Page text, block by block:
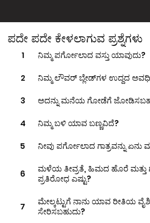
ಪದೇ ಪದೇ ಕೇಳಲಾಗುವ ಪ್ರಶ್ನೆಗಳು
1
ನಿಮ್ಮ ಪರ್ಗೋಲಾದ ವಸ್ತು ಯಾವುದು?
2
ನಿಮ್ಮ ಲೌವರ್ ಬ್ಲೇಡ್‌ಗಳ ಉದ್ದದ
3
ಅದನ್ನು ಮನೆಯ ಗೋಡೆಗೆ
4
ನಿಮ್ಮ ಬಳಿ ಯಾವ ಬಣ್ಣವಿದೆ?
5
ನೀವು ಪರ್ಗೋಲಾದ ಗಾತ್ರವನ್ನು ಏನು
6
ಮಳೆಯ ತೀವ್ರತೆ, ಹಿಮದ ಹೊರೆ
ಪ್ರತಿರೋಧ ಎಷ್ಟು?
7
ಮೇಲ್ಕಟ್ಟುಗೆ ನಾನು ಯಾವ ರೀತಿಯ
ಸೇರಿಸಬಹುದು?